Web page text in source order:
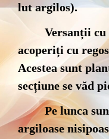
lut argilos).
Versanții cu
acoperiți cu
Acestea sunt
secțiune se văd
Pe lunca sunt
argiloase